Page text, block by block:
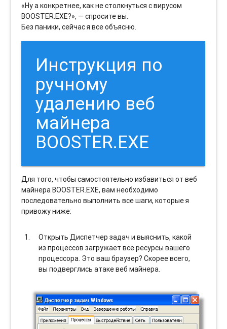
«Ну а конкретнее, как не столкнуться с вирусом
BOOSTER.EXE?», — спросите вы.
Без паники, сейчас я все объясню.
Инструкция по
ручному
удалению веб
майнера
BOOSTER.EXE
Для того, чтобы самостоятельно избавиться от веб
майнера BOOSTER.EXE, вам необходимо
последовательно выполнить все шаги, которые я
привожу ниже:
Открыть Диспетчер задач и выяснить, какой
из процессов загружает все ресурсы вашего
процессора. Это ваш браузер? Скорее всего,
вы подверглись атаке веб майнера.